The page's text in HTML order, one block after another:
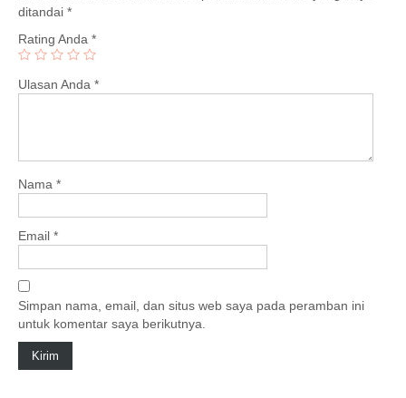
ditandai *
Rating Anda *
Ulasan Anda *
Nama *
Email *
Simpan nama, email, dan situs web saya pada peramban ini
untuk komentar saya berikutnya.